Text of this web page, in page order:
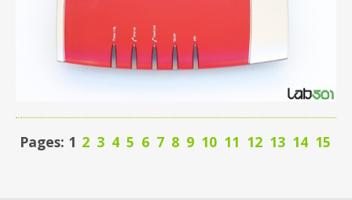
Pages: 1 2 3 4 5 6 7 8 9 10 11 12 13 14 15